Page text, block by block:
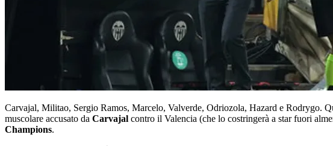
Carvajal, Militao, Sergio Ramos, Marcelo, Valverde, Odriozola, Hazard e Rodrygo.
muscolare accusato da Carvajal contro il Valencia (che lo costringerà a star fuori
Champions.